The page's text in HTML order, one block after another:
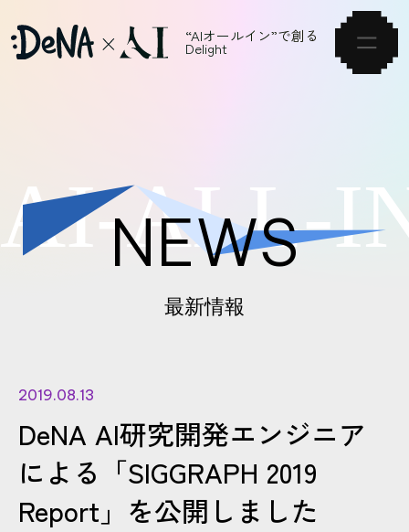
“AIオールイン”で創る
Delight
VISION
NEWS
CONTACT
AI-ALL-I
NEWS
最新情報
2019.08.13
DeNA AI研究開発エンジニア
による「SIGGRAPH 2019
Report」を公開しました